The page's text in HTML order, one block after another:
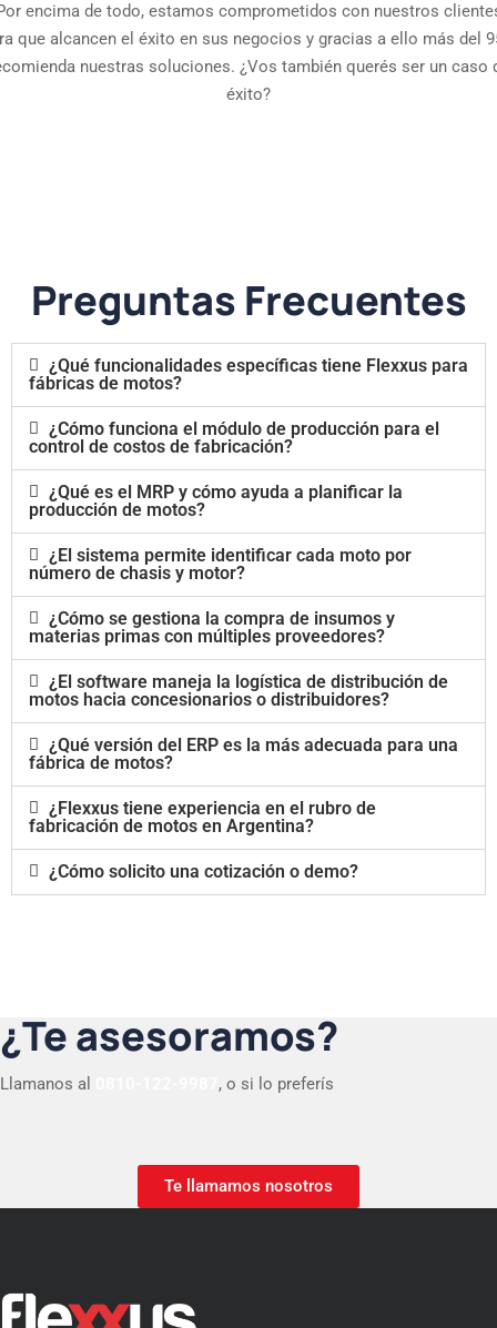
encima de todo, estamos comprometidos con nuestros
que alcancen el éxito en sus negocios y gracias a ello más del
nuestras soluciones. ¿Vos también querés ser un caso
éxito?
Preguntas Frecuentes
¿Qué funcionalidades específicas tiene Flexxus para
fábricas de motos?
¿Cómo funciona el módulo de producción para el
control de costos de fabricación?
¿Qué es el MRP y cómo ayuda a planificar la
producción de motos?
¿El sistema permite identificar cada moto por
número de chasis y motor?
¿Cómo se gestiona la compra de insumos y
materias primas con múltiples proveedores?
¿El software maneja la logística de distribución de
motos hacia concesionarios o distribuidores?
¿Qué versión del ERP es la más adecuada para una
fábrica de motos?
¿Flexxus tiene experiencia en el rubro de
fabricación de motos en Argentina?
¿Cómo solicito una cotización o demo?
¿Te asesoramos?
Llamanos al , o si lo preferís
Te llamamos nosotros